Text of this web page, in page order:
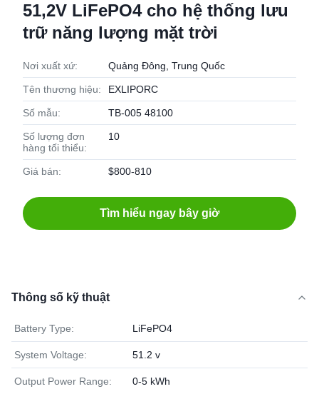
51,2V LiFePO4 cho hệ thống lưu
trữ năng lượng mặt trời
Nơi xuất xứ: Quảng Đông, Trung Quốc
Tên thương hiệu: EXLIPORC
Số mẫu: TB-005 48100
Số lượng đơn
hàng tối thiểu:
10
Giá bán: $800-810
Tìm hiểu ngay bây giờ
Thông số kỹ thuật
Battery Type: LiFePO4
System Voltage: 51.2 v
Output Power Range: 0-5 kWh